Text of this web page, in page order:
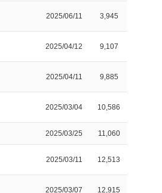
2025/06/11 3,945
2025/04/12 9,107
2025/04/11 9,885
2025/03/04 10,586
2025/03/25 11,060
2025/03/11 12,513
2025/03/07 12,915